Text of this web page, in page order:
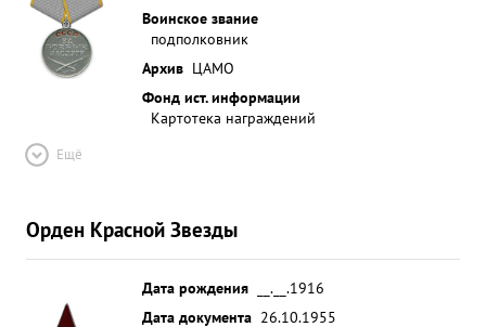
Воинское звание
подполковник
Архив ЦАМО
Фонд ист. информации
Картотека награждений
Ещё
Орден Красной Звезды
Дата рождения
__.__.1916
Дата документа 26.10.1955